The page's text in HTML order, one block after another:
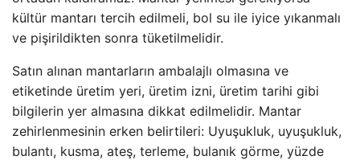
kültür mantarı tercih edilmeli, bol su ile iyice yıkanmalı
ve pişirildikten sonra tüketilmelidir.
Satın alınan mantarların ambalajlı olmasına ve
etiketinde üretim yeri, üretim izni, üretim tarihi gibi
bilgilerin yer almasına dikkat edilmelidir. Mantar
zehirlenmesinin erken belirtileri: Uyuşukluk, uyuşukluk,
bulantı, kusma, ateş, terleme, bulanık görme, yüzde